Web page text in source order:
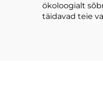
ökoloogialt
täidavad teie